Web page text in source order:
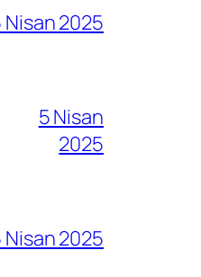
Nisan 2025
5 Nisan
2025
Nisan 2025